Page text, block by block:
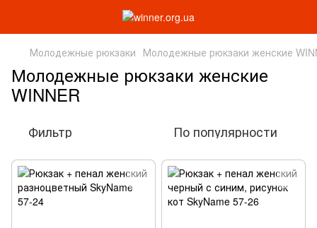
Молодежные рюкзаки Молодежные рюкзаки женские
Молодежные рюкзаки женские
WINNER
Фильтр По популярности